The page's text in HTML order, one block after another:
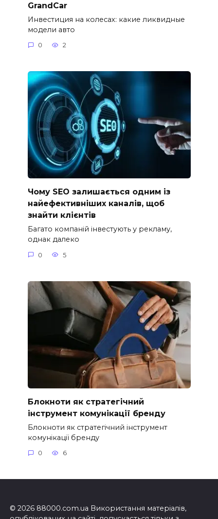
GrandCar
Инвестиция на колесах: какие ликвидные
модели авто
0 2
Чому SEO залишається одним із
найефективніших каналів, щоб
знайти клієнтів
Багато компаній інвестують у рекламу,
однак далеко
0 5
Блокноти як стратегічний
інструмент комунікації бренду
Блокноти як стратегічний інструмент
комунікації бренду
0 6
© 2026 88000.com.ua Використання матеріалів,